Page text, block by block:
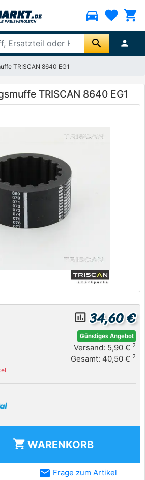
directions_car favorite shopping_cart
search person
TRISCAN 8640 EG1
TRISCAN 8640 EG1
insert_chart_outlined 34,60 €
Günstiges Angebot
Versand: 5,90 € 2
Gesamt: 40,50 € 2
shopping_cart WARENKORB
email Frage zum Artikel